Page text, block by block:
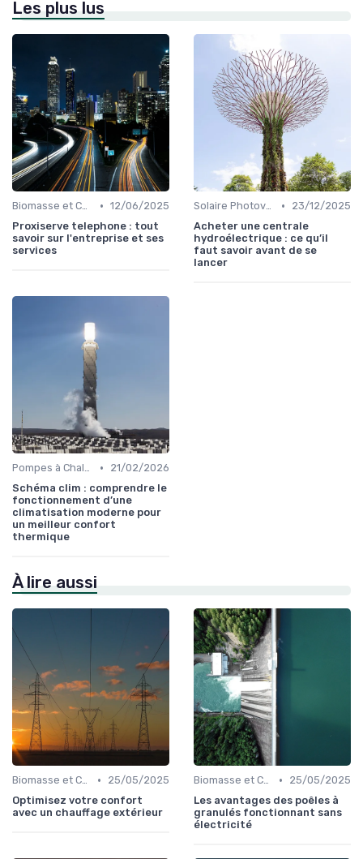
Les plus lus
Biomasse et Chauffage Écologique • 12/06/2025
Proxiserve telephone : tout
savoir sur l'entreprise et ses
services
Solaire Photovoltaïque et Thermique •
23/12/2025
Acheter une centrale
hydroélectrique : ce qu’il
faut savoir avant de se
lancer
Pompes à Chaleur et Géothermie •
21/02/2026
Schéma clim : comprendre le
fonctionnement d’une
climatisation moderne pour
un meilleur confort
thermique
À lire aussi
Biomasse et Chauffage Écologique •
25/05/2025
Optimisez votre confort
avec un chauffage extérieur
Biomasse et Chauffage Écologique •
25/05/2025
Les avantages des poêles à
granulés fonctionnant sans
électricité